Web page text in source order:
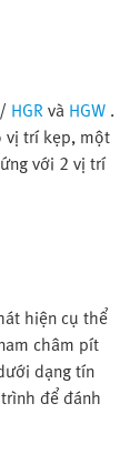
/ HGRvà HGW .
vị trí kẹp, một
với 2 vị trí
hiện cụ thể
châm pít
dạng tín
để đánh